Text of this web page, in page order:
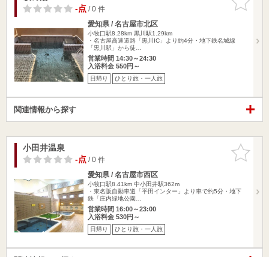
りに追加
-点/ 0 件
愛知県 / 名古屋市北区
小牧口駅8.28km 黒川駅1.29km
・名古屋高速道路「黒川IC」より約4分・地下鉄名城線
「黒川駅」から徒…
営業時間 14:30～24:30
入浴料金 550円～
日帰り ひとり旅・一人旅
関連情報から探す
お気に入
りに追加
小田井温泉
-点/ 0 件
愛知県 / 名古屋市西区
小牧口駅8.41km 中小田井駅362m
・東名阪自動車道「平田インター」より車で約5分・地下
鉄「庄内緑地公園…
営業時間 16:00～23:00
入浴料金 530円～
日帰り ひとり旅・一人旅